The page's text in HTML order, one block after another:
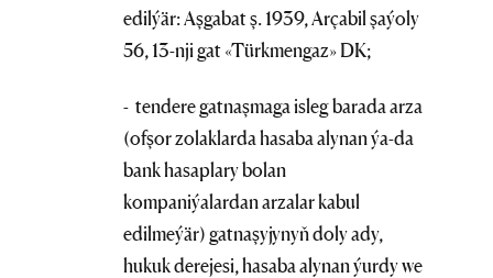
edilýär: Aşgabat ş. 1939, Arçabil şaýoly
56, 13-nji gat «Türkmengaz» DK;
- tendere gatnaşmaga isleg barada arza
(ofşor zolaklarda hasaba alynan ýa-da
bank hasaplary bolan
kompaniýalardan arzalar kabul
edilmeýär) gatnaşyjynyň doly ady,
hukuk derejesi, hasaba alynan ýurdy we